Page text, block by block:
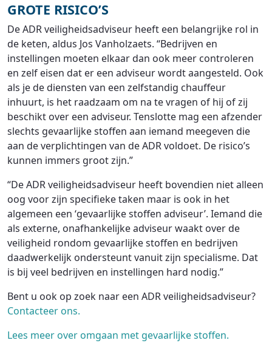
GROTE RISICO’S
De ADR veiligheidsadviseur heeft een belangrijke rol in
de keten, aldus Jos Vanholzaets. “Bedrijven en
instellingen moeten elkaar dan ook meer controleren
en zelf eisen dat er een adviseur wordt aangesteld. Ook
als je de diensten van een zelfstandig chauffeur
inhuurt, is het raadzaam om na te vragen of hij of zij
beschikt over een adviseur. Tenslotte mag een afzender
slechts gevaarlijke stoffen aan iemand meegeven die
aan de verplichtingen van de ADR voldoet. De risico’s
kunnen immers groot zijn.”
“De ADR veiligheidsadviseur heeft bovendien niet alleen
oog voor zijn specifieke taken maar is ook in het
algemeen een ‘gevaarlijke stoffen adviseur’. Iemand die
als externe, onafhankelijke adviseur waakt over de
veiligheid rondom gevaarlijke stoffen en bedrijven
daadwerkelijk ondersteunt vanuit zijn specialisme. Dat
is bij veel bedrijven en instellingen hard nodig.”
Bent u ook op zoek naar een ADR veiligheidsadviseur?
Contacteer ons.
Lees meer over omgaan met gevaarlijke stoffen.